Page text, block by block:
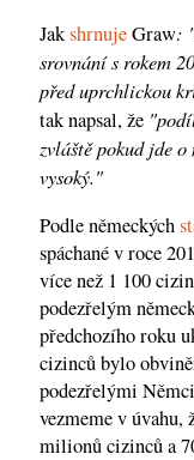
JakshrnujeGraw:
srovnání s rokem
před uprchlickou
tak napsal, že
zvláště pokud jde
vysoký."
Podle německých
spáchané v roce
více než 1 100
podezřelým
předchozího roku
cizinců bylo
podezřelými
vezmeme v úvahu,
milionů cizinců a